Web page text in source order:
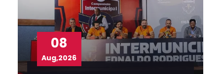
08
Aug,2026